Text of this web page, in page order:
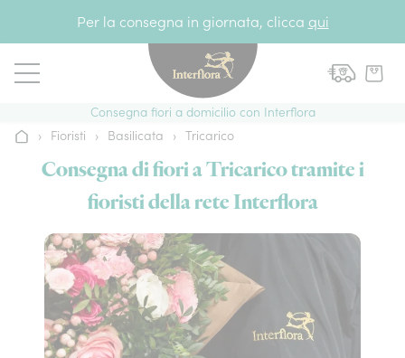
Per la consegna in giornata, clicca qui
Consegna fiori a domicilio con Interflora
Home› Fioristi › Basilicata › Tricarico
Consegna di fiori a Tricarico tramite i
fioristi della rete Interflora